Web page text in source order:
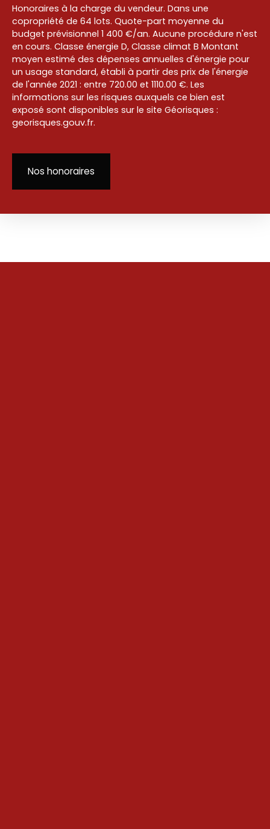
Honoraires à la charge du vendeur. Dans une
copropriété de 64 lots. Quote-part moyenne du
budget prévisionnel 1 400 €/an. Aucune procédure n'est
en cours. Classe énergie D, Classe climat B Montant
moyen estimé des dépenses annuelles d'énergie pour
un usage standard, établi à partir des prix de l'énergie
de l'année 2021 : entre 720.00 et 1110.00 €. Les
informations sur les risques auxquels ce bien est
exposé sont disponibles sur le site Géorisques :
georisques.gouv.fr.
Nos honoraires